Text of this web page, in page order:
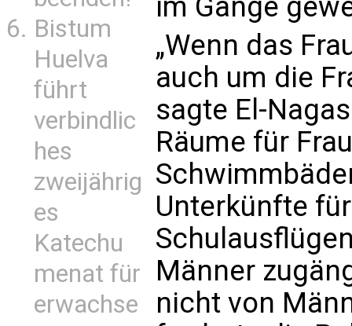
Bistum
Huelva
führt
verbindlic
hes
zweijährig
es
Katechu
menat für
erwachse
„Wenn das
auch um die
sagte El-
Räume für
Unterkünfte
Männer
nicht von